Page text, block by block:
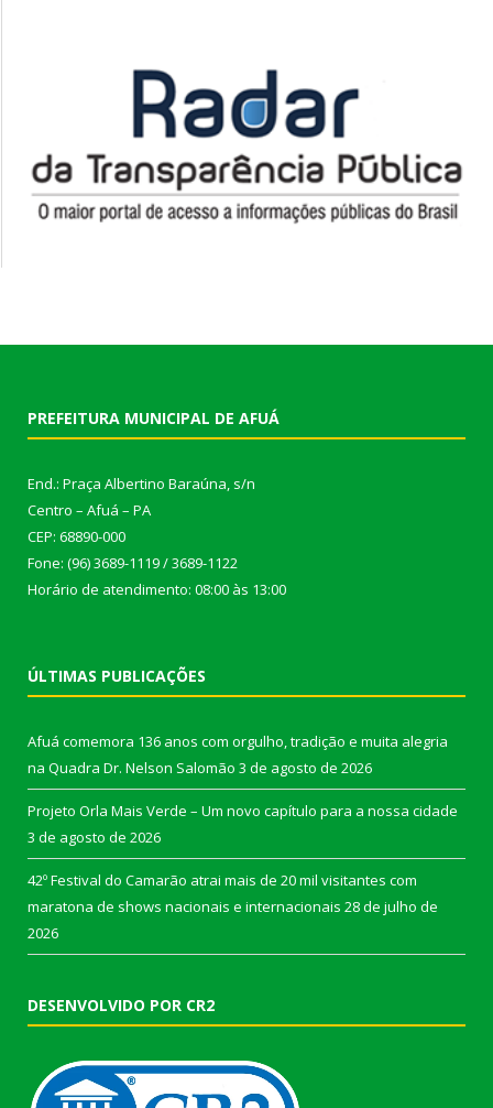
PREFEITURA MUNICIPAL DE AFUÁ
End.: Praça Albertino Baraúna, s/n
Centro – Afuá – PA
CEP: 68890-000
Fone: (96) 3689-1119 / 3689-1122
Horário de atendimento: 08:00 às 13:00
ÚLTIMAS PUBLICAÇÕES
Afuá comemora 136 anos com orgulho, tradição e muita alegria
na Quadra Dr. Nelson Salomão 3 de agosto de 2026
Projeto Orla Mais Verde – Um novo capítulo para a nossa cidade
3 de agosto de 2026
42º Festival do Camarão atrai mais de 20 mil visitantes com
maratona de shows nacionais e internacionais 28 de julho de
2026
DESENVOLVIDO POR CR2